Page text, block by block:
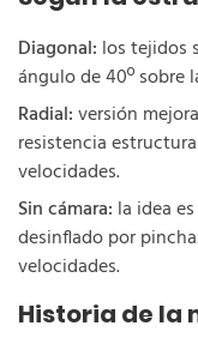
Diagonal: los tejidos
ángulo de 40º sobre
Radial:versión
resistencia
velocidades.
Sin cámara: la idea
desinflado por
velocidades.
Historia de la